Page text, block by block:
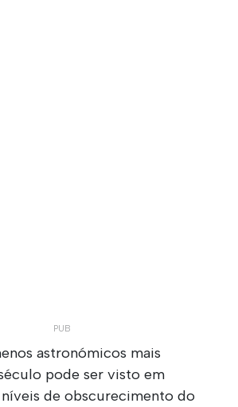
astronómicos mais
pode ser visto em
de obscurecimento do